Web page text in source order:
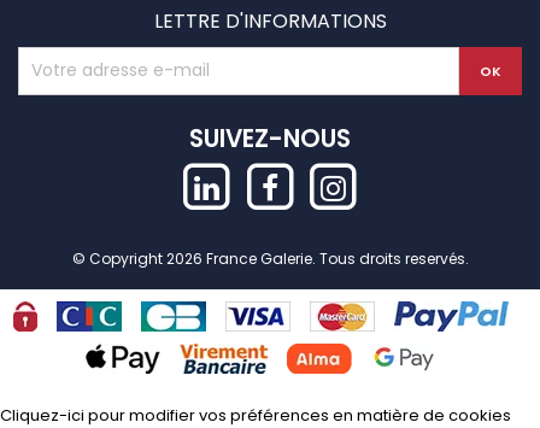
LETTRE D'INFORMATIONS
SUIVEZ-NOUS
© Copyright 2026 France Galerie. Tous droits reservés.
Cliquez-ici pour modifier vos préférences en matière de cookies